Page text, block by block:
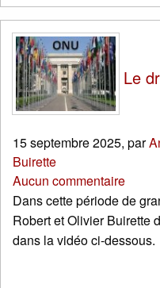
Le
15 septembre 2025, par
Buirette
Aucun commentaire
Dans cette période de
Robert et Olivier Buirette
dans la vidéo ci-dessous.